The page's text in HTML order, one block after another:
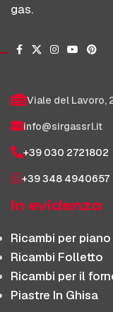
gas.
Viale del Lavoro,
info@sirgassrl.it
+39 030 2721802
+39 348 4940657
In evidenza
Ricambi per
Ricambi Folletto
Ricambi per il
Piastre In Ghisa